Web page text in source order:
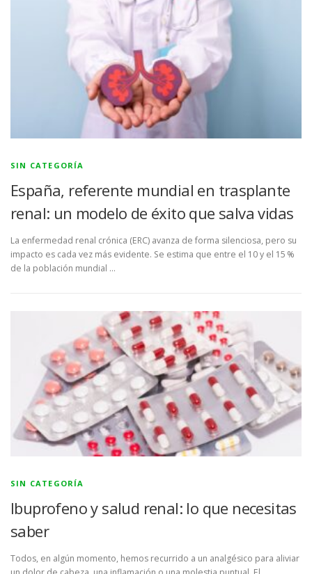
SIN CATEGORÍA
España, referente mundial en trasplante
renal: un modelo de éxito que salva vidas
La enfermedad renal crónica (ERC) avanza de forma silenciosa, pero su
impacto es cada vez más evidente. Se estima que entre el 10 y el 15 %
de la población mundial …
SIN CATEGORÍA
Ibuprofeno y salud renal: lo que necesitas
saber
Todos, en algún momento, hemos recurrido a un analgésico para aliviar